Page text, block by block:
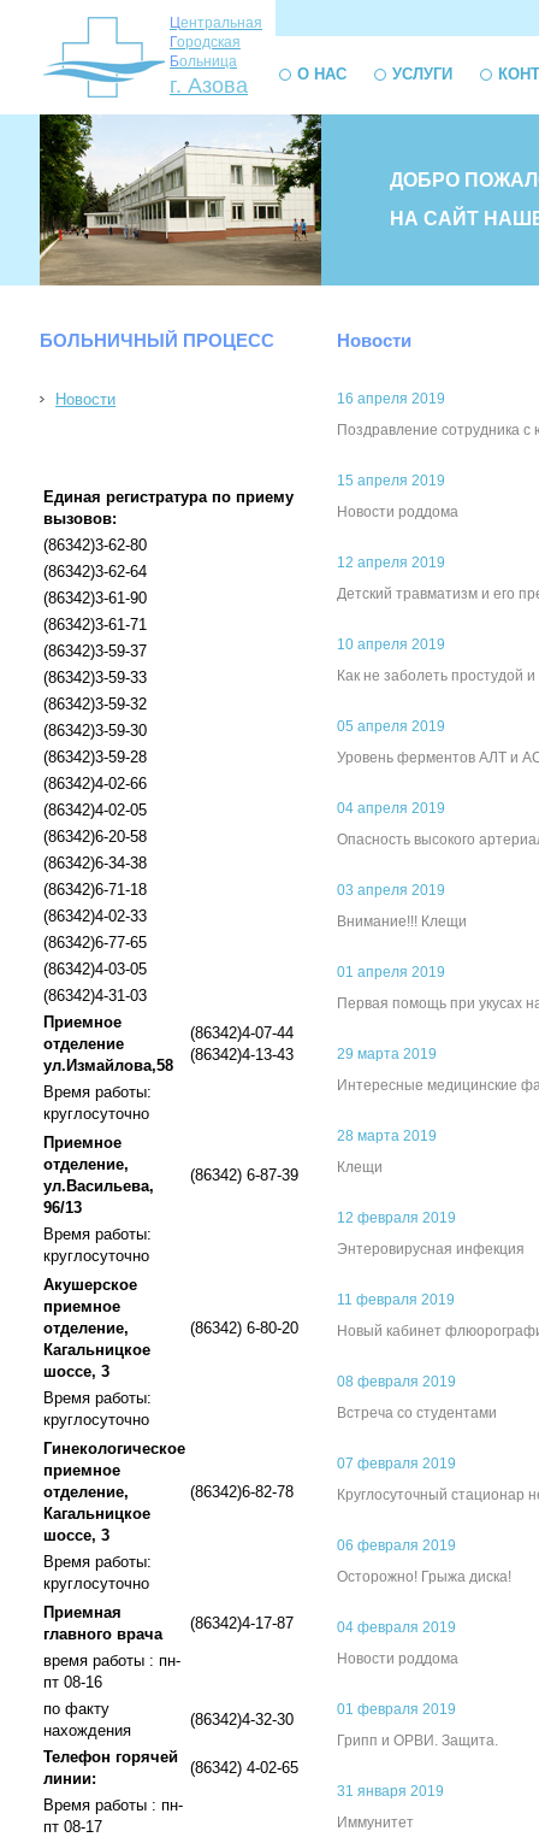
Центральная
Городская
Больница
г. Азова О НАС УСЛУГИ
ДОБРО
НА САЙТ
БОЛЬНИЧНЫЙ ПРОЦЕСС
Новости
Единая регистратура по приему
вызовов:
(86342)3-62-80
(86342)3-62-64
(86342)3-61-90
(86342)3-61-71
(86342)3-59-37
(86342)3-59-33
(86342)3-59-32
(86342)3-59-30
(86342)3-59-28
(86342)4-02-66
(86342)4-02-05
(86342)6-20-58
(86342)6-34-38
(86342)6-71-18
(86342)4-02-33
(86342)6-77-65
(86342)4-03-05
(86342)4-31-03
Приемное
отделение
ул.Измайлова,58
(86342)4-07-44
(86342)4-13-43
Время работы:
круглосуточно
Приемное
отделение,
ул.Васильева,
96/13
(86342) 6-87-39
Время работы:
круглосуточно
Акушерское
приемное
отделение,
Кагальницкое
шоссе, 3
(86342) 6-80-20
Время работы:
круглосуточно
Гинекологическое
приемное
отделение,
Кагальницкое
шоссе, 3
(86342)6-82-78
Время работы:
круглосуточно
Приемная
главного врача
(86342)4-17-87
время работы : пн-
пт 08-16
по факту
нахождения
(86342)4-32-30
Телефон горячей
линии:
(86342) 4-02-65
Время работы : пн-
пт 08-17
Новости
16 апреля 2019
Поздравление сотрудника
15 апреля 2019
Новости роддома
12 апреля 2019
Детский травматизм и его
10 апреля 2019
Как не заболеть простудой
05 апреля 2019
Уровень ферментов АЛТ и
04 апреля 2019
Опасность высокого
03 апреля 2019
Внимание!!! Клещи
01 апреля 2019
Первая помощь при укусах
29 марта 2019
Интересные медицинские
28 марта 2019
Клещи
12 февраля 2019
Энтеровирусная инфекция
11 февраля 2019
Новый кабинет
08 февраля 2019
Встреча со студентами
07 февраля 2019
Круглосуточный стационар
06 февраля 2019
Осторожно! Грыжа диска!
04 февраля 2019
Новости роддома
01 февраля 2019
Грипп и ОРВИ. Защита.
31 января 2019
Иммунитет